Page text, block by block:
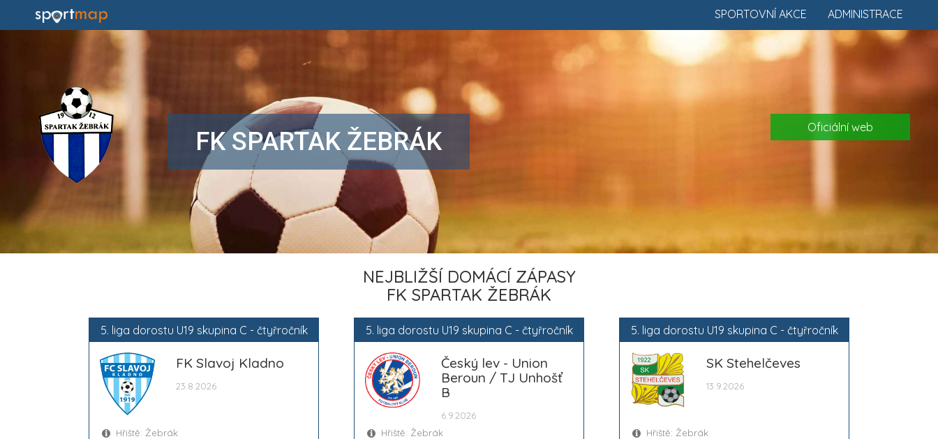
ADMINISTRACE
SPORTOVNÍ AKCE
FK SPARTAK ŽEBRÁK Oficiální web
NEJBLIŽŠÍ DOMÁCÍ ZÁPASY
FK SPARTAK ŽEBRÁK
5. liga dorostu U19 skupina C - čtyřročník
FK Slavoj Kladno
23.8.2026
Hřiště: Žebrák
5. liga dorostu U19 skupina C - čtyřročník
Český lev - Union
Beroun / TJ Unhošť
B
6.9.2026
Hřiště: Žebrák
5. liga dorostu U19 skupina C - čtyřročník
SK Stehelčeves
13.9.2026
Hřiště: Žebrák